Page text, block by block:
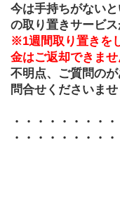
今は手持ちがない
の取り置きサービス
※1週間取り置きを
金はご返却できませ
不明点、ご質問の
問合せくださいませ
・・・・・・・・
・・・・・・・・・